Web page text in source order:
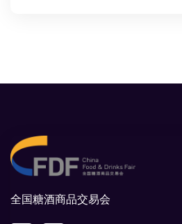
全国糖酒商品交易会